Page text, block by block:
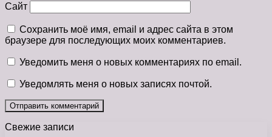
Сайт
Сохранить моё имя, email и адрес сайта в этом
браузере для последующих моих комментариев.
Уведомить меня о новых комментариях по email.
Уведомлять меня о новых записях почтой.
Свежие записи